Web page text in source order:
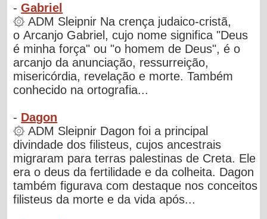
-Gabriel
۞ ADM Sleipnir Na crença judaico-cristã,
o Arcanjo Gabriel, cujo nome significa "Deus
é minha força" ou "o homem de Deus", é o
arcanjo da anunciação, ressurreição,
misericórdia, revelação e morte. Também
conhecido na ortografia...
- Dagon
۞ ADM Sleipnir Dagon foi a principal
divindade dos filisteus, cujos ancestrais
migraram para terras palestinas de Creta. Ele
era o deus da fertilidade e da colheita. Dagon
também figurava com destaque nos conceitos
filisteus da morte e da vida após...